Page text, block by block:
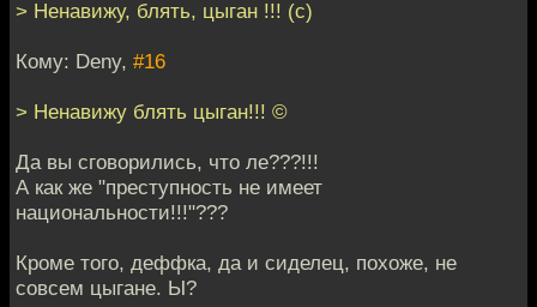
> Ненавижу, блять, цыган !!! (с)
Кому: Deny, #16
> Ненавижу блять цыган!!! ©
Да вы сговорились, что ле???!!!
А как же "преступность не имеет
национальности!!!"???
Кроме того, деффка, да и сиделец, похоже, не
совсем цыгане. Ы?